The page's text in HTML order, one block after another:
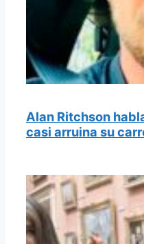
Alan Ritchson
casi arruina su